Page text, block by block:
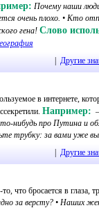
Почему наши
очень плохо. • Кто
гена! Слово
Другие
в интернете,
. Например:
нибудь про Путина и
трубку: за вами уже
Другие
что бросается в глаза,
за версту? • Наших